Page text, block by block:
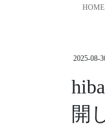
HOME
2025-08-
開